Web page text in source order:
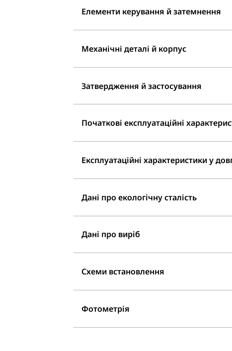
Елементи керування й затемнення
Механічні деталі й корпус
Затвердження й застосування
Початкові експлуатаційні
Експлуатаційні характеристики у
Дані про екологічну сталість
Дані про виріб
Схеми встановлення
Фотометрія